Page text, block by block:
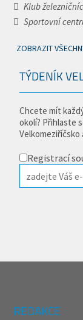
Klub
Sportovní
ZOBRAZIT
TÝDENÍK
Chcete mít
okolí? Přihlaste
Velkomeziříčsko
Registrací
REDAKCE